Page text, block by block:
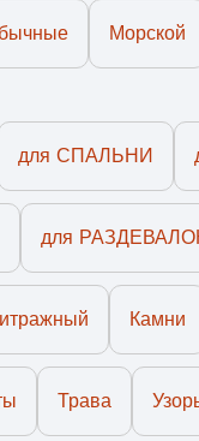
Морской
для СПАЛЬНИ
для
Камни
Трава